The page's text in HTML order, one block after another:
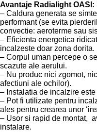
Avantaje Radialight OASI:
– Caldura generata se
performant (se evita
convectie: aeroterme sau
– Eficienta energetica
incalzeste doar zona dorita.
– Corpul uman percepe o
scazute ale aerului.
– Nu produc nici zgomot,
afectiuni ale ochilor).
– Instalatia de incalzire
– Pot fi utilizate pentru
ales pentru crearea unor
– Usor si rapid de montat,
instalare.